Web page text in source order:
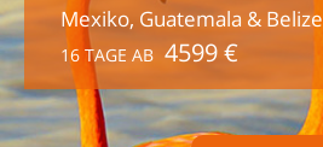
Mexiko, Guatemala & Belize
16 TAGE AB 4599 €